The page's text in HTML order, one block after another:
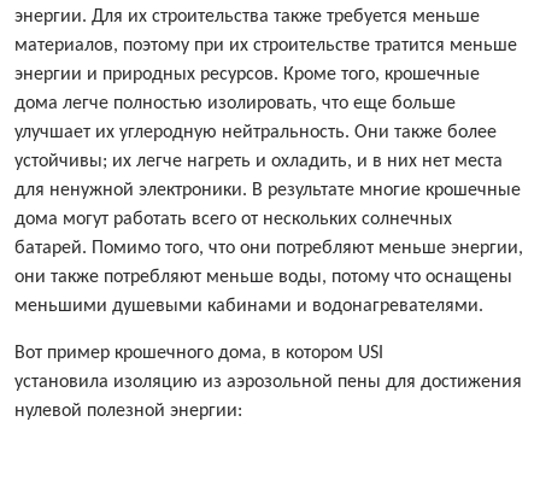
энергии. Для их строительства также требуется меньше
материалов, поэтому при их строительстве тратится меньше
энергии и природных ресурсов. Кроме того, крошечные
дома легче полностью изолировать, что еще больше
улучшает их углеродную нейтральность. Они также более
устойчивы; их легче нагреть и охладить, и в них нет места
для ненужной электроники. В результате многие крошечные
дома могут работать всего от нескольких солнечных
батарей. Помимо того, что они потребляют меньше энергии,
они также потребляют меньше воды, потому что оснащены
меньшими душевыми кабинами и водонагревателями.
Вот пример крошечного дома, в котором USI
установила изоляцию из аэрозольной пены для достижения
нулевой полезной энергии: